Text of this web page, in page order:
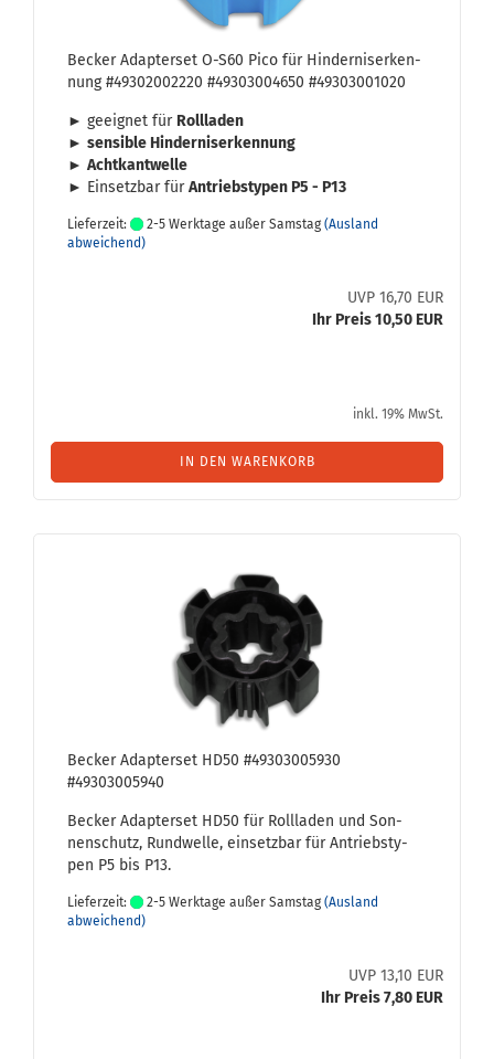
Be­cker Ad­ap­ter­set O-S60 Pico für Hin­der­nis­er­ken­
nung #49302002220 #49303004650 #49303001020
► ge­eig­net für Roll­la­den
► sen­si­ble Hin­der­nis­er­ken­nung
► Acht­kantwelle
► Ein­setz­bar fürAn­triebs­ty­pen P5 - P13
Lieferzeit: 2-5 Werktage außer Samstag (Ausland
abweichend)
UVP 16,70 EUR
Ihr Preis 10,50 EUR
inkl. 19% MwSt.
IN DEN WARENKORB
Be­cker Ad­ap­ter­set HD50 #49303005930
#49303005940
Be­cker Ad­ap­ter­set HD50 für Roll­la­den und Son­
nen­schutz, Rund­wel­le, ein­setz­bar für An­triebs­ty­
pen P5 bis P13.
Lieferzeit: 2-5 Werktage außer Samstag (Ausland
abweichend)
UVP 13,10 EUR
Ihr Preis 7,80 EUR